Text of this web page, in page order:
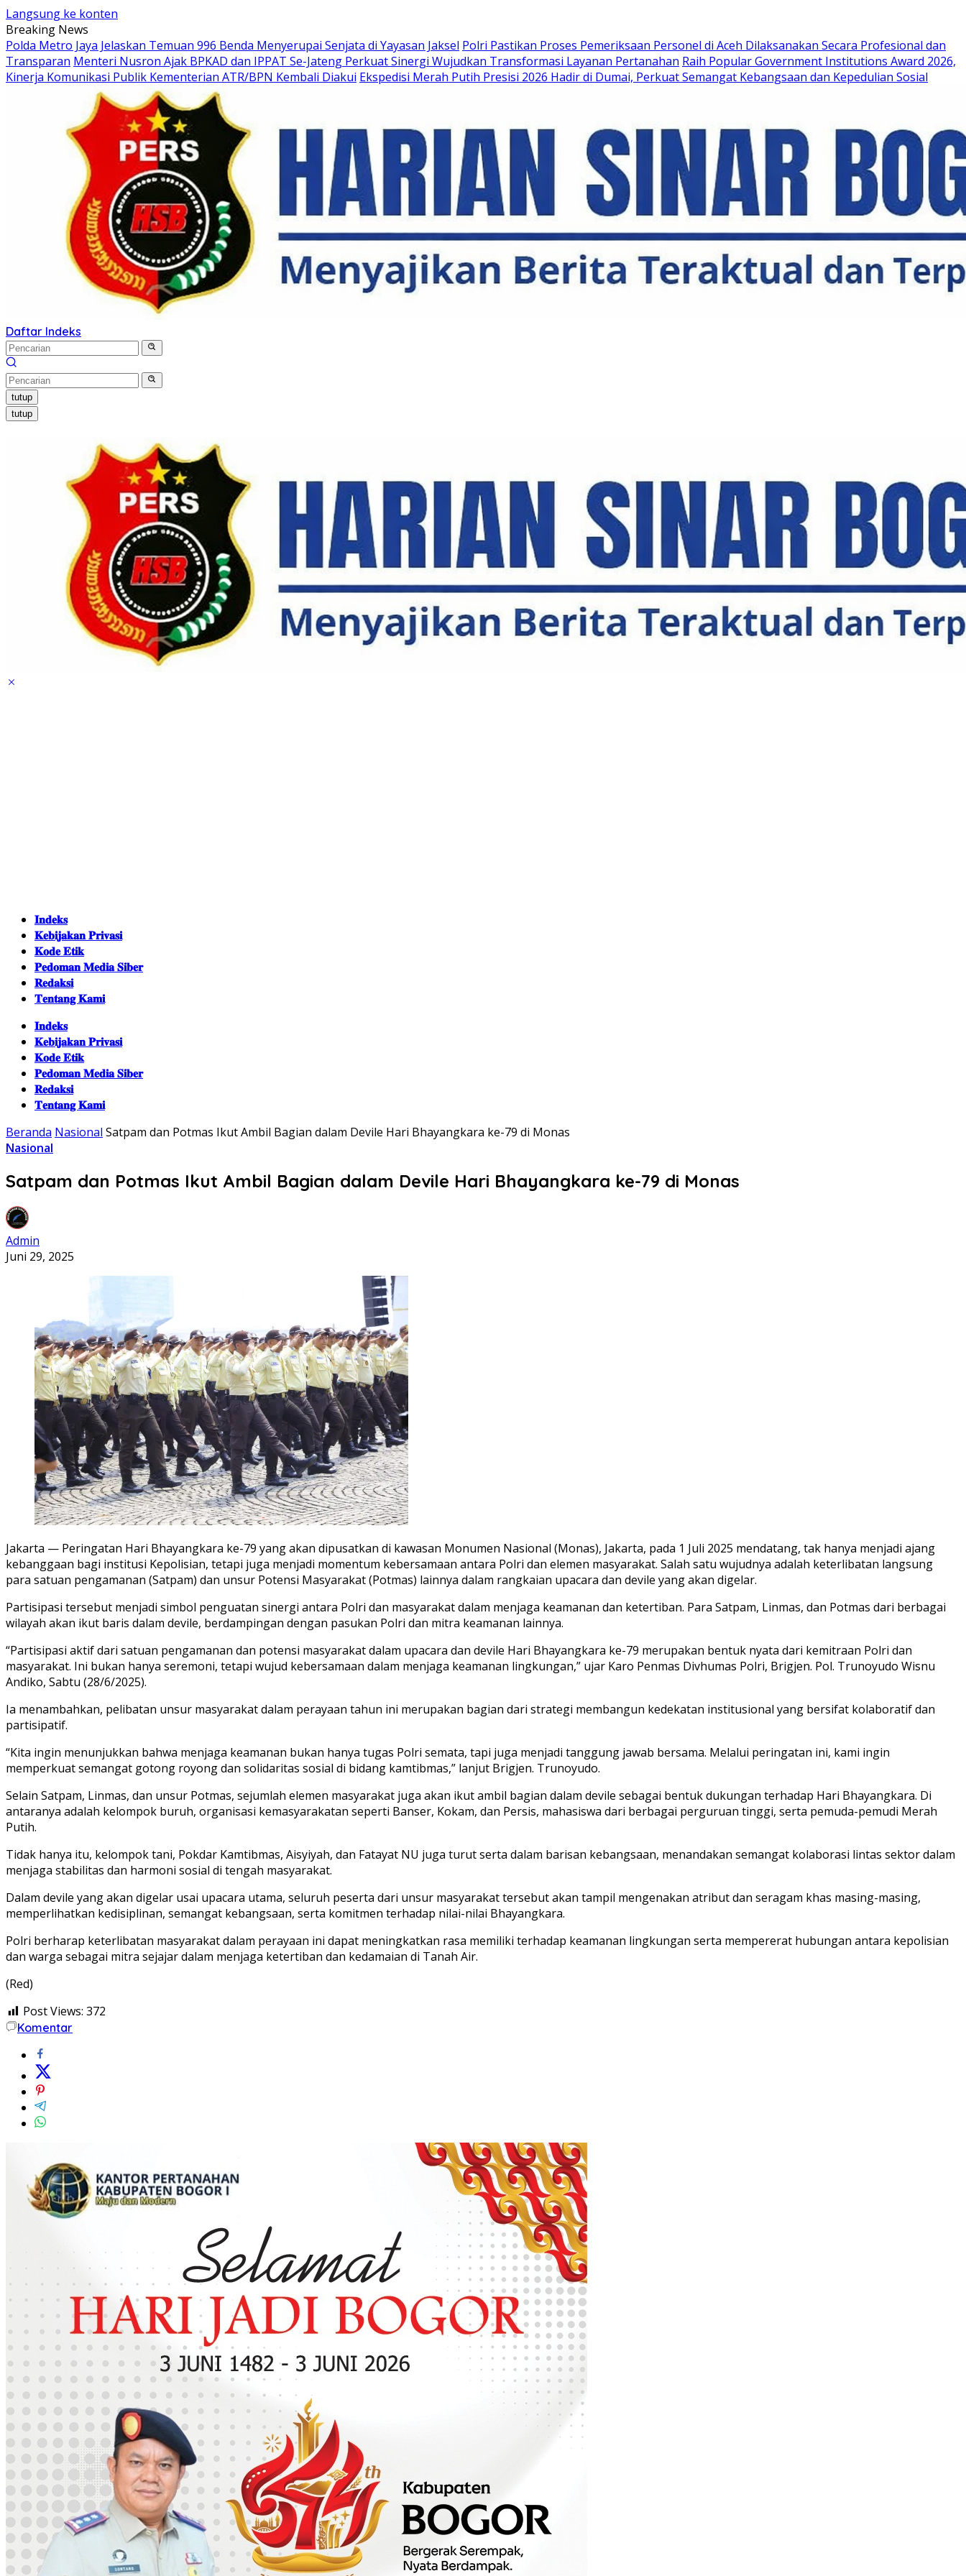
Langsung ke konten
Breaking News
Polda Metro Jaya Jelaskan Temuan 996 Benda Menyerupai Senjata di Yayasan Jaksel Polri Pastikan Proses Pemeriksaan Personel di Aceh Dilaksanakan Secara Profesional dan
Transparan Menteri Nusron Ajak BPKAD dan IPPAT Se-Jateng Perkuat Sinergi Wujudkan Transformasi Layanan Pertanahan Raih Popular Government Institutions Award 2026,
Kinerja Komunikasi Publik Kementerian ATR/BPN Kembali Diakui Ekspedisi Merah Putih Presisi 2026 Hadir di Dumai, Perkuat Semangat Kebangsaan dan Kepedulian Sosial
Daftar Indeks
tutup
tutup
𝐈𝐧𝐝𝐞𝐤𝐬
𝐊𝐞𝐛𝐢𝐣𝐚𝐤𝐚𝐧 𝐏𝐫𝐢𝐯𝐚𝐬𝐢
𝐊𝐨𝐝𝐞 𝐄𝐭𝐢𝐤
𝐏𝐞𝐝𝐨𝐦𝐚𝐧 𝐌𝐞𝐝𝐢𝐚 𝐒𝐢𝐛𝐞𝐫
𝐑𝐞𝐝𝐚𝐤𝐬𝐢
𝐓𝐞𝐧𝐭𝐚𝐧𝐠 𝐊𝐚𝐦𝐢
𝐈𝐧𝐝𝐞𝐤𝐬
𝐊𝐞𝐛𝐢𝐣𝐚𝐤𝐚𝐧 𝐏𝐫𝐢𝐯𝐚𝐬𝐢
𝐊𝐨𝐝𝐞 𝐄𝐭𝐢𝐤
𝐏𝐞𝐝𝐨𝐦𝐚𝐧 𝐌𝐞𝐝𝐢𝐚 𝐒𝐢𝐛𝐞𝐫
𝐑𝐞𝐝𝐚𝐤𝐬𝐢
𝐓𝐞𝐧𝐭𝐚𝐧𝐠 𝐊𝐚𝐦𝐢
Beranda Nasional Satpam dan Potmas Ikut Ambil Bagian dalam Devile Hari Bhayangkara ke-79 di Monas
Nasional
Satpam dan Potmas Ikut Ambil Bagian dalam Devile Hari Bhayangkara ke-79 di Monas
Admin
Juni 29, 2025
Jakarta — Peringatan Hari Bhayangkara ke-79 yang akan dipusatkan di kawasan Monumen Nasional (Monas), Jakarta, pada 1 Juli 2025 mendatang, tak hanya menjadi ajang
kebanggaan bagi institusi Kepolisian, tetapi juga menjadi momentum kebersamaan antara Polri dan elemen masyarakat. Salah satu wujudnya adalah keterlibatan langsung
para satuan pengamanan (Satpam) dan unsur Potensi Masyarakat (Potmas) lainnya dalam rangkaian upacara dan devile yang akan digelar.
Partisipasi tersebut menjadi simbol penguatan sinergi antara Polri dan masyarakat dalam menjaga keamanan dan ketertiban. Para Satpam, Linmas, dan Potmas dari berbagai
wilayah akan ikut baris dalam devile, berdampingan dengan pasukan Polri dan mitra keamanan lainnya.
“Partisipasi aktif dari satuan pengamanan dan potensi masyarakat dalam upacara dan devile Hari Bhayangkara ke-79 merupakan bentuk nyata dari kemitraan Polri dan
masyarakat. Ini bukan hanya seremoni, tetapi wujud kebersamaan dalam menjaga keamanan lingkungan,” ujar Karo Penmas Divhumas Polri, Brigjen. Pol. Trunoyudo Wisnu
Andiko, Sabtu (28/6/2025).
Ia menambahkan, pelibatan unsur masyarakat dalam perayaan tahun ini merupakan bagian dari strategi membangun kedekatan institusional yang bersifat kolaboratif dan
partisipatif.
“Kita ingin menunjukkan bahwa menjaga keamanan bukan hanya tugas Polri semata, tapi juga menjadi tanggung jawab bersama. Melalui peringatan ini, kami ingin
memperkuat semangat gotong royong dan solidaritas sosial di bidang kamtibmas,” lanjut Brigjen. Trunoyudo.
Selain Satpam, Linmas, dan unsur Potmas, sejumlah elemen masyarakat juga akan ikut ambil bagian dalam devile sebagai bentuk dukungan terhadap Hari Bhayangkara. Di
antaranya adalah kelompok buruh, organisasi kemasyarakatan seperti Banser, Kokam, dan Persis, mahasiswa dari berbagai perguruan tinggi, serta pemuda-pemudi Merah
Putih.
Tidak hanya itu, kelompok tani, Pokdar Kamtibmas, Aisyiyah, dan Fatayat NU juga turut serta dalam barisan kebangsaan, menandakan semangat kolaborasi lintas sektor dalam
menjaga stabilitas dan harmoni sosial di tengah masyarakat.
Dalam devile yang akan digelar usai upacara utama, seluruh peserta dari unsur masyarakat tersebut akan tampil mengenakan atribut dan seragam khas masing-masing,
memperlihatkan kedisiplinan, semangat kebangsaan, serta komitmen terhadap nilai-nilai Bhayangkara.
Polri berharap keterlibatan masyarakat dalam perayaan ini dapat meningkatkan rasa memiliki terhadap keamanan lingkungan serta mempererat hubungan antara kepolisian
dan warga sebagai mitra sejajar dalam menjaga ketertiban dan kedamaian di Tanah Air.
(Red)
Post Views: 372
Komentar